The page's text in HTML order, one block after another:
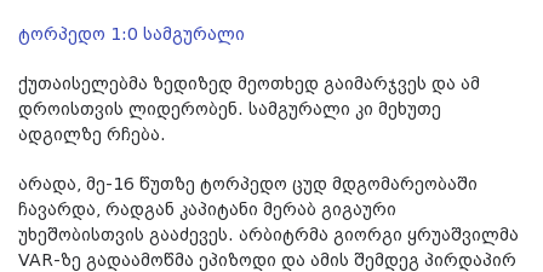
ტორპედო 1:0 სამგურალი
ქუთაისელებმა ზედიზედ მეოთხედ გაიმარჯვეს და ამ
დროისთვის ლიდერობენ. სამგურალი კი მეხუთე
ადგილზე რჩება.
არადა, მე-16 წუთზე ტორპედო ცუდ მდგომარეობაში
ჩავარდა, რადგან კაპიტანი მერაბ გიგაური
უხეშობისთვის გააძევეს. არბიტრმა გიორგი ყრუაშვილმა
VAR-ზე გადაამოწმა ეპიზოდი და ამის შემდეგ პირდაპირ